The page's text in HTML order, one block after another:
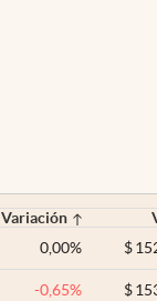
Variación
0,00% $
-0,65% $